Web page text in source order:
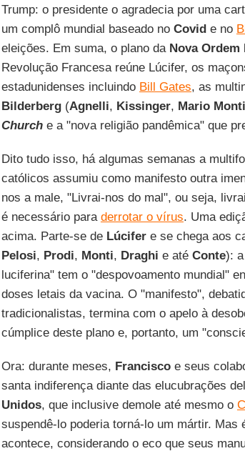
Trump: o presidente o agradecia por uma
um complô mundial baseado no Covide no
eleições. Em suma, o plano da Nova Ordem
Revolução Francesa reúne Lúcifer, os
estadunidenses incluindo Bill Gates, as
Bilderberg(Agnelli, Kissinger, Mario Monti
Churche a "nova religião pandêmica" que
Dito tudo isso, há algumas semanas a
católicos assumiu como manifesto outra
nos a male, "Livrai-nos do mal", ou seja,
é necessário para derrotar o vírus. Uma
acima. Parte-se de Lúcifere se chega aos
Pelosi, Prodi, Monti, Draghi e até Conte):
luciferina" tem o "despovoamento mundial"
doses letais da vacina. O "manifesto",
tradicionalistas, termina com o apelo à
cúmplice deste plano e, portanto, um
Ora: durante meses, Franciscoe seus
santa indiferença diante das elucubrações
Unidos, que inclusive demole até mesmo o
suspendê-lo poderia torná-lo um mártir.
acontece, considerando o eco que seus